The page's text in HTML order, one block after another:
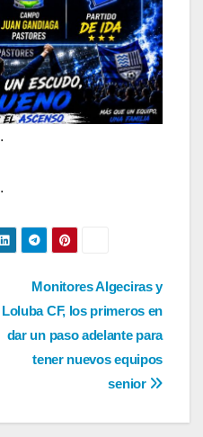
.
.
Monitores Algeciras y
Loluba CF, los primeros en
dar un paso adelante para
tener nuevos equipos
senior